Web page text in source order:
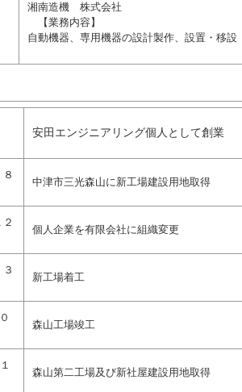
湘南造機 株式会社
【業務内容】
自動機器、専用機器の設計製作、設置・移設
安田エンジニアリング個人として創業
中津市三光森山に新工場建設用地取得
個人企業を有限会社に組織変更
新工場着工
森山工場竣工
森山第二工場及び新社屋建設用地取得